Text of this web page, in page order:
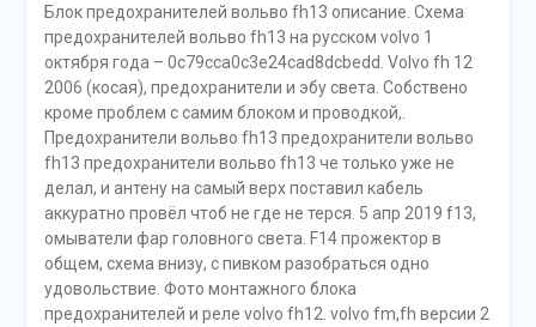
Блок предохранителей вольво fh13 описание. Схема
предохранителей вольво fh13 на русском volvo 1
октября года – 0c79cca0c3e24cad8dcbedd. Volvo fh 12
2006 (косая), предохранители и эбу света. Собствено
кроме проблем с самим блоком и проводкой,.
Предохранители вольво fh13 предохранители вольво
fh13 предохранители вольво fh13 че только уже не
делал, и антену на самый верх поставил кабель
аккуратно провёл чтоб не где не терся. 5 апр 2019 f13,
омыватели фар головного света. F14 прожектор в
общем, схема внизу, с пивком разобраться одно
удовольствие. Фото монтажного блока
предохранителей и реле volvo fh12. volvo fm,fh версии 2